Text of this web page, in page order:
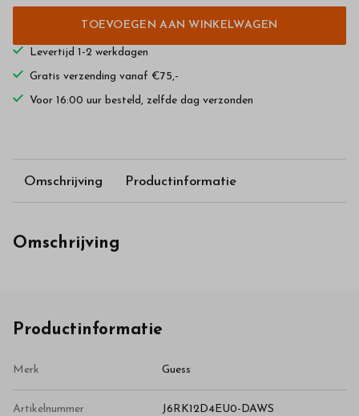
TOEVOEGEN AAN WINKELWAGEN
Levertijd 1-2 werkdagen
Gratis verzending vanaf €75,-
Voor 16:00 uur besteld, zelfde dag verzonden
Omschrijving Productinformatie
Omschrijving
Productinformatie
Merk Guess
Artikelnummer J6RK12D4EU0-DAWS